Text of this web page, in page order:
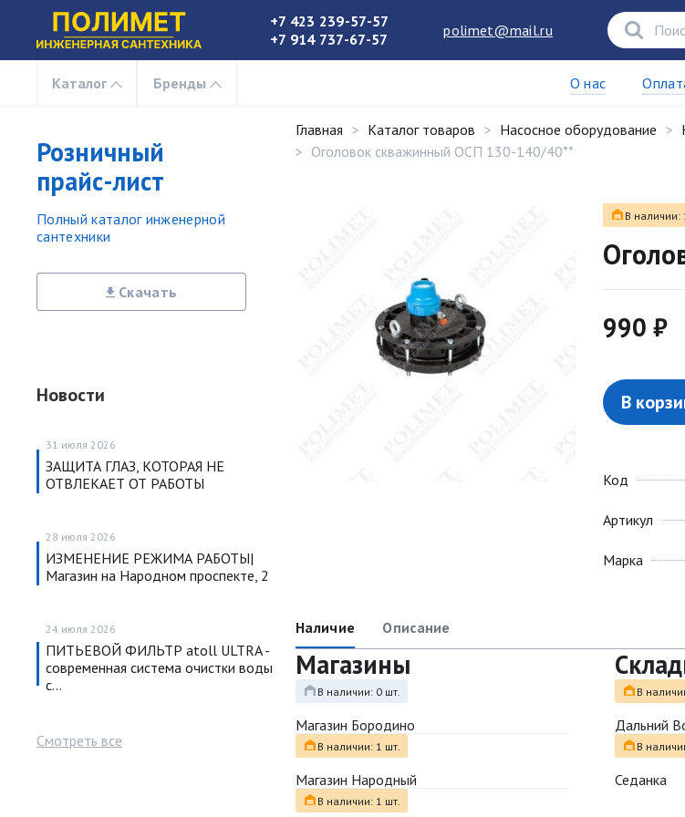
+7 423 239-57-57
+7 914 737-67-57
polimet@mail.ru
Каталог Бренды О нас
Розничный
прайс-лист
Полный каталог инженерной
сантехники
Скачать
Новости
31 июля 2026
ЗАЩИТА ГЛАЗ, КОТОРАЯ НЕ
ОТВЛЕКАЕТ ОТ РАБОТЫ
28 июля 2026
ИЗМЕНЕНИЕ РЕЖИМА РАБОТЫ|
Магазин на Народном проспекте, 2
24 июля 2026
ПИТЬЕВОЙ ФИЛЬТР atoll ULTRA -
современная система очистки воды
с…
Смотреть все
Главная Каталог товаров Насосное оборудование
Оголовок скважинный ОСП 130-140/40**
В наличии:
990 ₽
В
Код
Артикул
Марка
Наличие Описание
Магазины
В наличии: 0 шт.
Магазин Бородино
В наличии: 1 шт.
Магазин Народный
В наличии: 1 шт.
В
Дальний
В
Седанка